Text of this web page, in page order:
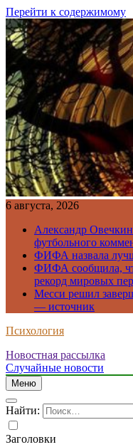
Перейти к содержимому
6 августа, 2026
Александр
футбольного
ФИФА назвала
ФИФА сообщила,
рекорд мировых
Месси решил
— источник
Психология
Новостная рассылка
Случайные новости
Меню
Найти:
Заголовки